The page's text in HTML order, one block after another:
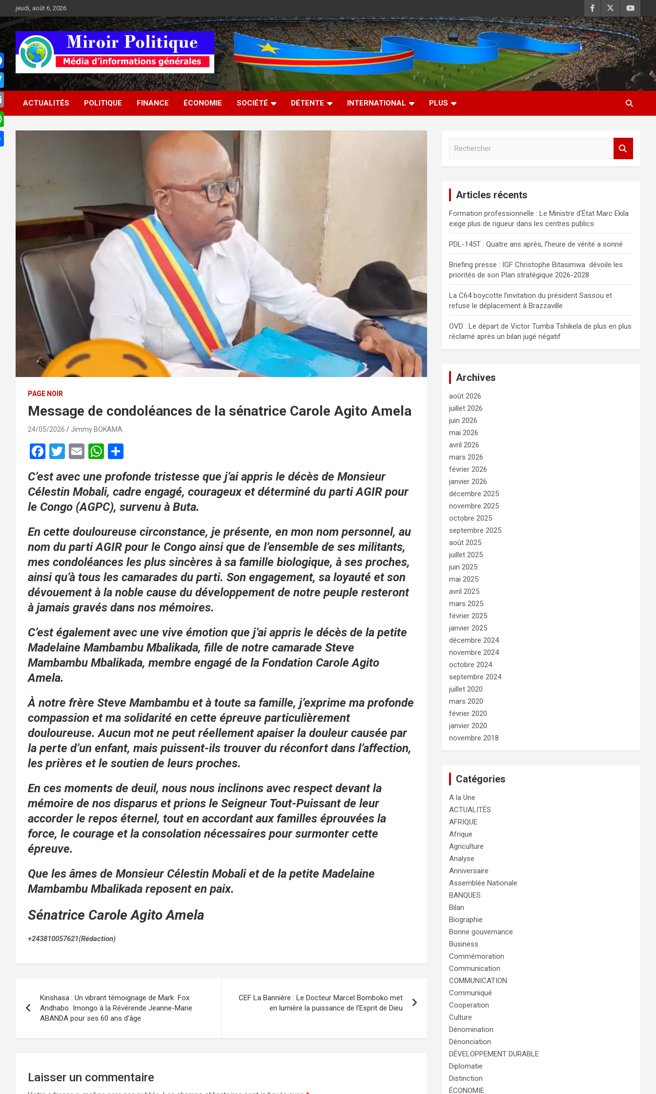
au
contenu
jeudi, août 6, 2026
Médias d'informations
socio-politiques
Médias d'informations socio-politiques
ACTUALITÉS POLITIQUE FINANCE ÉCONOMIE SOCIÉTÉ DÉTENTE INTERNATIONAL PLUS
PAGE NOIR
Message de condoléances de la sénatrice Carole Agito Amela
24/05/2026 Jimmy BOKAMA
F
ce
b
o
o
k
T
tt
er
E
ail
W
at
s
A
p
p
ar
ta
g
er
C’est avec une profonde tristesse que j’ai appris le décès de Monsieur
Célestin Mobali, cadre engagé, courageux et déterminé du parti AGIR pour
le Congo (AGPC), survenu à Buta.
En cette douloureuse circonstance, je présente, en mon nom personnel, au
nom du parti AGIR pour le Congo ainsi que de l’ensemble de ses militants,
mes condoléances les plus sincères à sa famille biologique, à ses proches,
ainsi qu’à tous les camarades du parti. Son engagement, sa loyauté et son
dévouement à la noble cause du développement de notre peuple resteront
à jamais gravés dans nos mémoires.
C’est également avec une vive émotion que j’ai appris le décès de la petite
Madelaine Mambambu Mbalikada, fille de notre camarade Steve
Mambambu Mbalikada, membre engagé de la Fondation Carole Agito
Amela.
À notre frère Steve Mambambu et à toute sa famille, j’exprime ma profonde
compassion et ma solidarité en cette épreuve particulièrement
douloureuse. Aucun mot ne peut réellement apaiser la douleur causée par
la perte d’un enfant, mais puissent-ils trouver du réconfort dans l’affection,
les prières et le soutien de leurs proches.
En ces moments de deuil, nous nous inclinons avec respect devant la
mémoire de nos disparus et prions le Seigneur Tout-Puissant de leur
accorder le repos éternel, tout en accordant aux familles éprouvées la
force, le courage et la consolation nécessaires pour surmonter cette
épreuve.
Que les âmes de Monsieur Célestin Mobali et de la petite Madelaine
Mambambu Mbalikada reposent en paix.
Sénatrice Carole Agito Amela
+243810057621(Rédaction)
de
Kinshasa : Un vibrant témoignage de Mark Fox
Andhabo Imongo à la Révérende Jeanne-Marie
ABANDA pour ses 60 ans d’âge
CEF La Bannière : Le Docteur Marcel Bomboko met
en lumière la puissance de l’Esprit de Dieu
Laisser un commentaire
c
h
e
r
Articles récents
Formation professionnelle : Le Ministre d’État Marc Ekila
exige plus de rigueur dans les centres publics
PDL-145T : Quatre ans après, l’heure de vérité a sonné
Briefing presse : IGF Christophe Bitasimwa dévoile les
priorités de son Plan stratégique 2026-2028
La C64 boycotte l’invitation du président Sassou et
refuse le déplacement à Brazzaville
OVD : Le départ de Victor Tumba Tshikela de plus en plus
réclamé après un bilan jugé négatif
Archives
août 2026
juillet 2026
juin 2026
mai 2026
avril 2026
mars 2026
février 2026
janvier 2026
décembre 2025
novembre 2025
octobre 2025
septembre 2025
août 2025
juillet 2025
juin 2025
mai 2025
avril 2025
mars 2025
février 2025
janvier 2025
décembre 2024
novembre 2024
octobre 2024
septembre 2024
juillet 2020
mars 2020
février 2020
janvier 2020
novembre 2018
Catégories
A la Une
ACTUALITÉS
AFRIQUE
Afrique
Agriculture
Analyse
Anniversaire
Assemblée Nationale
BANQUES
Bilan
Biographie
Bonne gouvernance
Business
Commémoration
Communication
COMMUNICATION
Communiqué
Cooperation
Culture
Dénomination
Dénonciation
DÉVELOPPEMENT DURABLE
Diplomatie
Distinction
ÉCONOMIE